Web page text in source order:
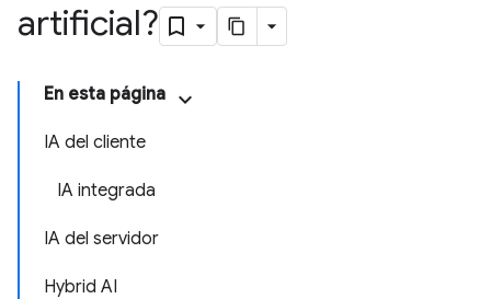
artificial?
En esta página
IA del cliente
IA integrada
IA del servidor
Hybrid AI